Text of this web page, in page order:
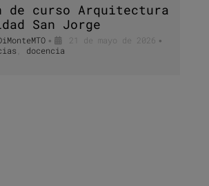
curso Arquitectura
San Jorge
• 21 de mayo de 2026 •
docencia